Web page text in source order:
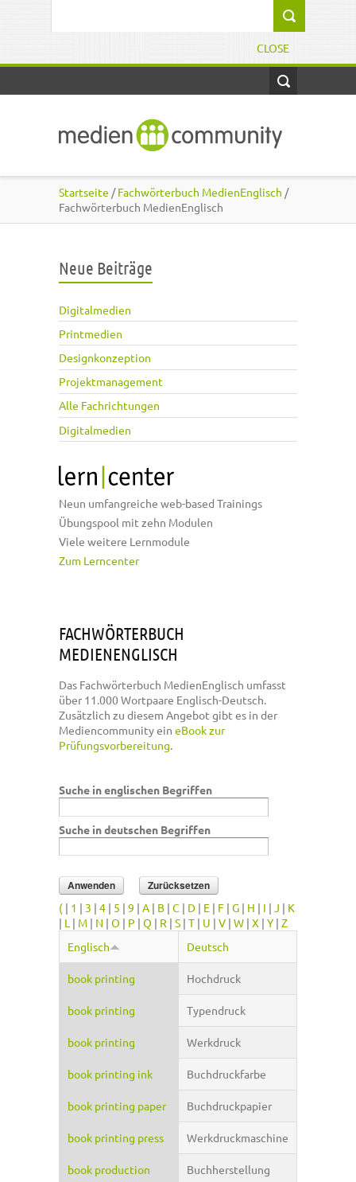
CLOSE
Startseite /Fachwörterbuch MedienEnglisch /
Fachwörterbuch MedienEnglisch
Neue Beiträge
Digitalmedien
Printmedien
Designkonzeption
Projektmanagement
Alle Fachrichtungen
Digitalmedien
Neun umfangreiche web-based Trainings
Übungspool mit zehn Modulen
Viele weitere Lernmodule
Zum Lerncenter
FACHWÖRTERBUCH
MEDIENENGLISCH
Das Fachwörterbuch MedienEnglisch umfasst
über 11.000 Wortpaare Englisch-Deutsch.
Zusätzlich zu diesem Angebot gibt es in der
Mediencommunity ein eBook zur
Prüfungsvorbereitung.
Suche in englischen Begriffen
Suche in deutschen Begriffen
( | 1 | 3 | 4 | 5 | 9 | A | B | C | D | E | F | G | H | I | J | K
| L | M | N | O | P | Q | R | S | T | U | V | W | X | Y | Z
Englisch
Deutsch
book printing Hochdruck
book printing Typendruck
book printing Werkdruck
book printing ink Buchdruckfarbe
book printing paper Buchdruckpapier
book printing press Werkdruckmaschine
book production Buchherstellung